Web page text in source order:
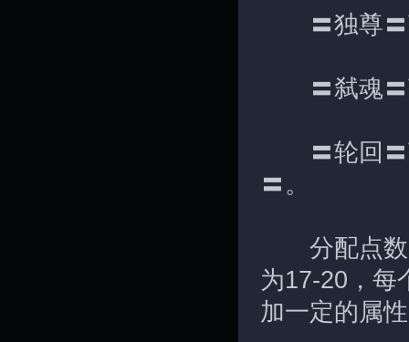
〓独尊〓
〓弑魂〓
〓轮回〓
〓。
分配点数
为17-20，每
加一定的属